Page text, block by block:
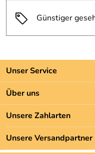
Günstiger
Unser Service
Kontakt
Batteriegesetz
Newsletter
Zahlung und Versand
Über uns
Unsere Bestseller
Marken
Neu
Unsere Zahlarten
Unsere Versandpartner